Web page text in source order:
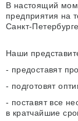
В настоящий
предприятия на
Санкт-
Наши
- предоставят
- подготовят
- поставят все
в кратчайшие